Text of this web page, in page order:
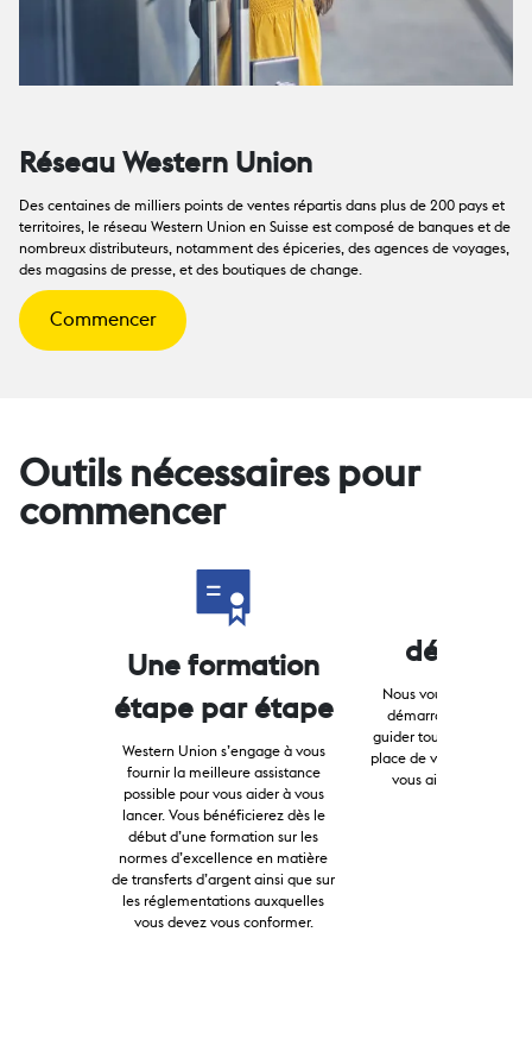
Réseau Western Union
Des centaines de milliers points de ventes répartis dans plus de 200 pays et
territoires, le réseau Western Union en Suisse est composé de banques et de
nombreux distributeurs, notamment des épiceries, des agences de voyages,
des magasins de presse, et des boutiques de change.
Commencer
Outils nécessaires pour
commencer
Une formation
étape par étape
Western Union s’engage à vous
fournir la meilleure assistance
possible pour vous aider à vous
lancer. Vous bénéficierez dès le
début d’une formation sur les
normes d’excellence en matière
de transferts d’argent ainsi que sur
les réglementations auxquelles
vous devez vous conformer.
Nous vous proposons
démarrage gratuit
guider tout au long de
place de votre nouveau
vous aider à